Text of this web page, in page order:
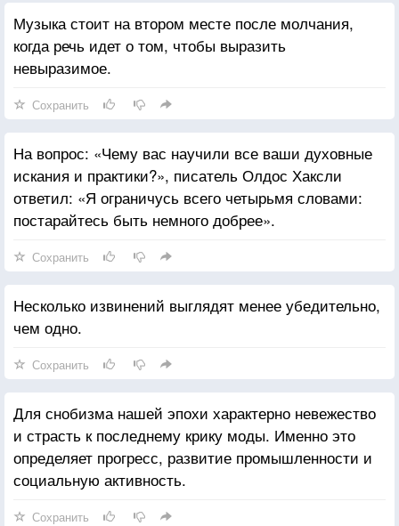
Музыка стоит на втором месте после молчания,
когда речь идет о том, чтобы выразить
невыразимое.
Сохранить
На вопрос: «Чему вас научили все ваши духовные
искания и практики?», писатель Олдос Хаксли
ответил: «Я ограничусь всего четырьмя словами:
постарайтесь быть немного добрее».
Сохранить
Несколько извинений выглядят менее убедительно,
чем одно.
Сохранить
Для снобизма нашей эпохи характерно невежество
и страсть к последнему крику моды. Именно это
определяет прогресс, развитие промышленности и
социальную активность.
Сохранить